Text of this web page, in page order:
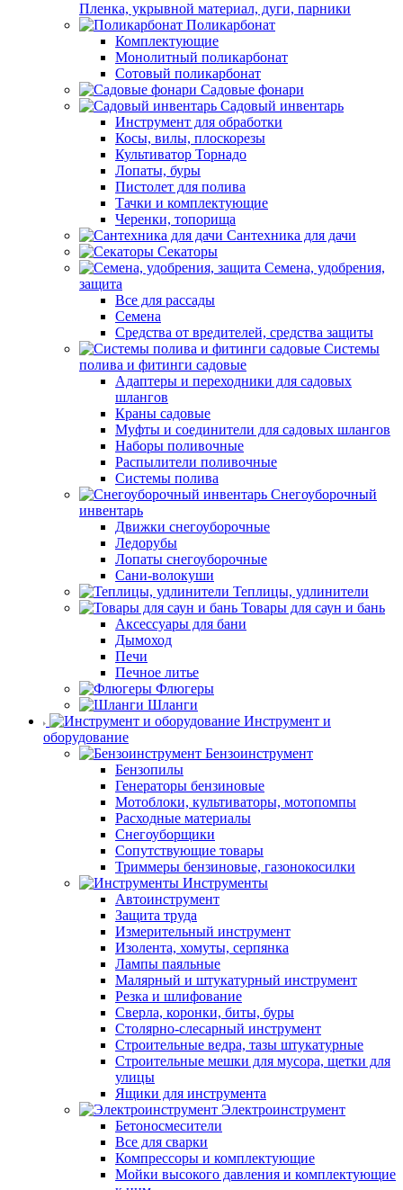
Пленка, укрывной материал, дуги, парники
Поликарбонат
Комплектующие
Монолитный поликарбонат
Сотовый поликарбонат
Садовые фонари
Садовый инвентарь
Инструмент для обработки
Косы, вилы, плоскорезы
Культиватор Торнадо
Лопаты, буры
Пистолет для полива
Тачки и комплектующие
Черенки, топорища
Сантехника для дачи
Секаторы
Семена, удобрения,
защита
Все для рассады
Семена
Средства от вредителей, средства защиты
Системы
полива и фитинги садовые
Адаптеры и переходники для садовых
шлангов
Краны садовые
Муфты и соединители для садовых шлангов
Наборы поливочные
Распылители поливочные
Системы полива
Снегоуборочный
инвентарь
Движки снегоуборочные
Ледорубы
Лопаты снегоуборочные
Сани-волокуши
Теплицы, удлинители
Товары для саун и бань
Аксессуары для бани
Дымоход
Печи
Печное литье
Флюгеры
Шланги
Инструмент и
оборудование
Бензоинструмент
Бензопилы
Генераторы бензиновые
Мотоблоки, культиваторы, мотопомпы
Расходные материалы
Снегоуборщики
Сопутствующие товары
Триммеры бензиновые, газонокосилки
Инструменты
Автоинструмент
Защита труда
Измерительный инструмент
Изолента, хомуты, серпянка
Лампы паяльные
Малярный и штукатурный инструмент
Резка и шлифование
Сверла, коронки, биты, буры
Столярно-слесарный инструмент
Строительные ведра, тазы штукатурные
Строительные мешки для мусора, щетки для
улицы
Ящики для инструмента
Электроинструмент
Бетоносмесители
Все для сварки
Компрессоры и комплектующие
Мойки высокого давления и комплектующие